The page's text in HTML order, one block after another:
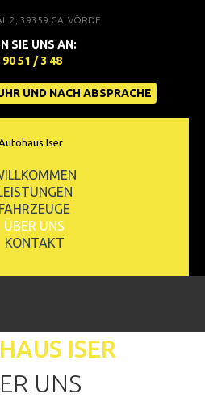
2, 39359 CALVÖRDE
SIE UNS AN:
90 51 / 3 48
UND NACH ABSPRACHE
FAHRZEUGE
ÜBER UNS
KONTAKT
ISER
UNS